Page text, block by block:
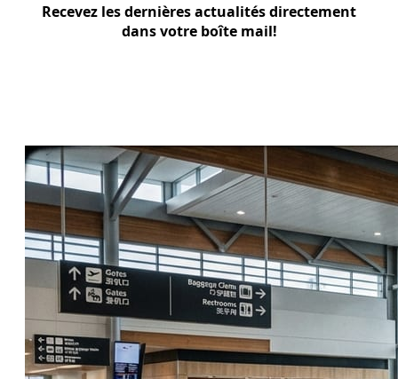
Recevez les dernières actualités directement
dans votre boîte mail!